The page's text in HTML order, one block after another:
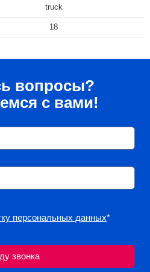
truck
18
вопросы?
с вами!
персональных данных*